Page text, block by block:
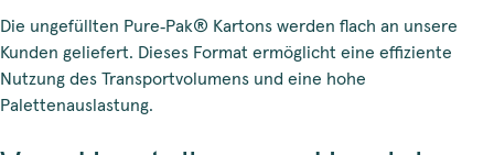
Die ungefüllten Pure‑Pak® Kartons werden flach an unsere
Kunden geliefert. Dieses Format ermöglicht eine effiziente
Nutzung des Transportvolumens und eine hohe
Palettenauslastung.